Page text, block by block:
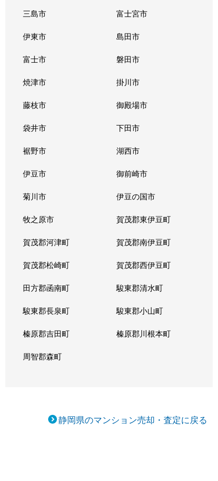
三島市 富士宮市
伊東市 島田市
富士市 磐田市
焼津市 掛川市
藤枝市 御殿場市
袋井市 下田市
裾野市 湖西市
伊豆市 御前崎市
菊川市 伊豆の国市
牧之原市 賀茂郡東伊豆町
賀茂郡河津町 賀茂郡南伊豆町
賀茂郡松崎町 賀茂郡西伊豆町
田方郡函南町 駿東郡清水町
駿東郡長泉町 駿東郡小山町
榛原郡吉田町 榛原郡川根本町
周智郡森町
静岡県のマンション売却・査定に戻る